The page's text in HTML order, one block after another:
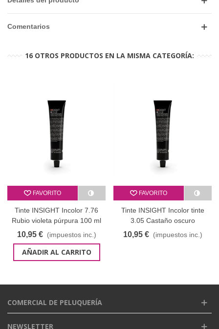
Comentarios
16 OTROS PRODUCTOS EN LA MISMA CATEGORÍA:
FAVORITO
Tinte INSIGHT Incolor 7.76
Rubio violeta púrpura 100 ml
10,95 € (impuestos inc.)
AÑADIR AL CARRITO
FAVORITO
Tinte INSIGHT Incolor tinte
3.05 Castaño oscuro
chocolate 100 ml
10,95 € (impuestos inc.)
COMERCIAL DE PELUQUERÍA
NEWSLETTER